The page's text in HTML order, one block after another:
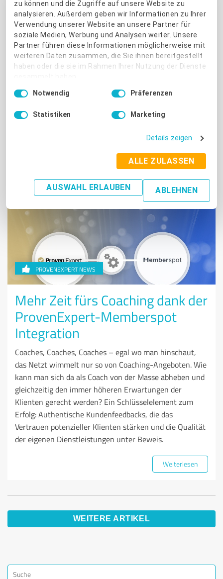
zu können und die Zugriffe auf unsere Website zu
analysieren. Außerdem geben wir Informationen zu Ihrer
Verwendung unserer Website an unsere Partner für
soziale Medien, Werbung und Analysen weiter. Unsere
Partner führen diese Informationen möglicherweise mit
weiteren Daten zusammen, die Sie ihnen bereitgestellt
haben oder die sie im Rahmen Ihrer Nutzung der Dienste
Impressum|Datenschutzbestimmungen
Notwendig Präferenzen
Statistiken Marketing
Details zeigen
ALLE ZULASSEN
AUSWAHL ERLAUBEN ABLEHNEN
Automatisieren Sie Ihre
Prozesse
Stehen Sie vor der Herausforderung, die vielen Aufgaben
des Tages zu jonglieren? Drückt die Notwendigkeit,
ToDo-Liste? Hätten Sie gerne ein Werkzeug, das Ihnen
Zeit für die strategischen Aspekte Ihres Geschäfts zu
Weiterlesen
PROVENEXPERT NEWS
Mehr Zeit fürs Coaching dank der
ProvenExpert-Memberspot
Integration
Coaches, Coaches, Coaches – egal wo man hinschaut,
das Netzt wimmelt nur so von Coaching-Angeboten. Wie
kann man sich da als Coach von der Masse abheben und
gleichzeitig den immer höheren Erwartungen der
Klienten gerecht werden? Ein Schlüsselelement zum
Erfolg: Authentische Kundenfeedbacks, die das
Vertrauen potenzieller Klienten stärken und die Qualität
der eigenen Dienstleistungen unter Beweis.
Weiterlesen
WEITERE ARTIKEL